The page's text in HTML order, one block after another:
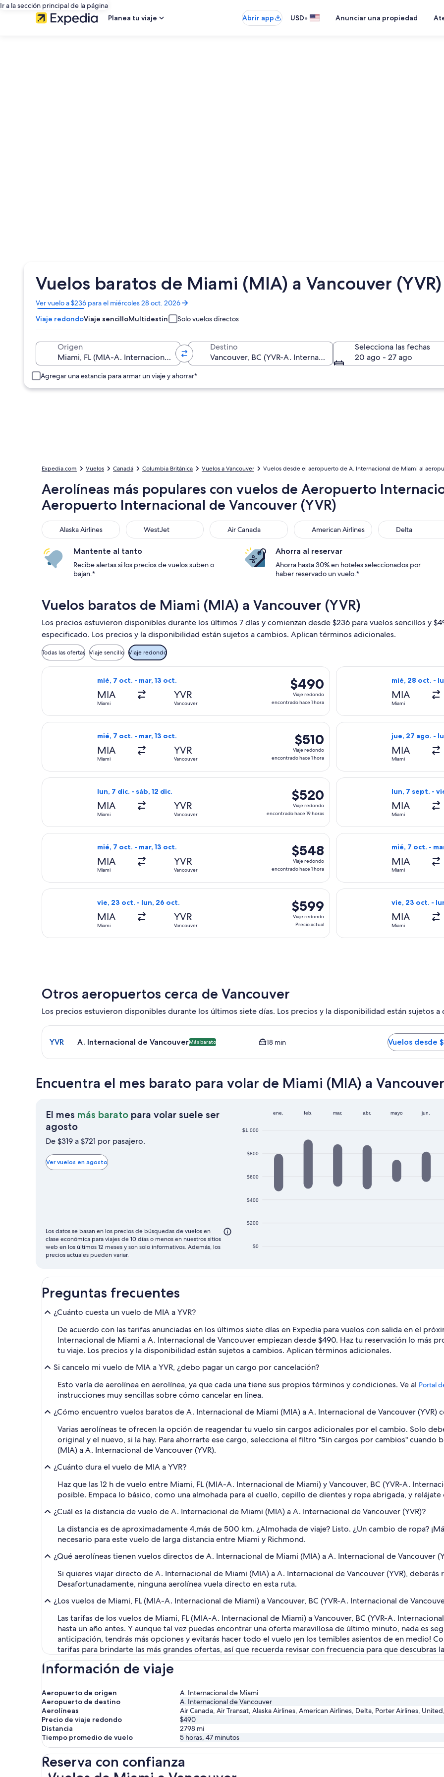
Ir a la sección principal de la página
Planea tu viaje
Abrir app USD• Anunciar una propiedad
Vuelos baratos de Miami (MIA) a Vancouver (YVR)
Ver vuelo a $236 para el miércoles 28 oct. 2026
Se
abrirá
en
una
ventana
Viaje redondoViaje sencilloMultidestino Solo vuelos directos
Origen Destino
Selecciona las fechas
20 ago - 27 ago
Agregar una estancia para armar un viaje y ahorrar*
Expedia.com Vuelos Canadá Columbia Británica Vuelos a Vancouver Vuelos desde el aeropuerto de A. Internacional de Miami al
Aerolíneas más populares con vuelos de Aeropuerto
Aeropuerto Internacional de Vancouver (YVR)
Alaska Airlines
Alaska Airlines WestJet
WestJet Air Canada
Air Canada American Airlines
American Airlines Delta
Delta
Mantente al tanto
Recibe alertas si los precios de vuelos suben o
bajan.*
Ahorra al reservar
Ahorra hasta 30% en hoteles seleccionados por
haber reservado un vuelo.*
Vuelos baratos de Miami (MIA) a Vancouver (YVR)
Los precios estuvieron disponibles durante los últimos 7 días y comienzan desde $236 para vuelos sencillos y
especificado. Los precios y la disponibilidad están sujetos a cambios. Aplican términos adicionales.
Todas las ofertas Viaje sencillo Viaje redondo
mié, 7 oct. - mar, 13 oct.
MIA
Miami
YVR
Vancouver
$490
Viaje
redondo,
encontrado
hace
hora
$490
Viaje redondo
encontrado hace 1 hora
Seleccionar vuelo de American Airlines, con salida el mié, 7 oct. desde Miami hacia Vancouver,
mié, 28 oct. -
MIA
Miami
Seleccionar
mié, 7 oct. - mar, 13 oct.
MIA
Miami
YVR
Vancouver
$510
Viaje
redondo,
encontrado
hace
1
hora
$510
Viaje redondo
encontrado hace 1 hora
Seleccionar vuelo de American Airlines, con salida el mié, 7 oct. desde Miami hacia Vancouver,
jue, 27 ago. -
MIA
Miami
Seleccionar
lun, 7 dic. - sáb, 12 dic.
MIA
Miami
YVR
Vancouver
$520
Viaje
redondo,
encontrado
hace
19
horas
$520
Viaje redondo
encontrado hace 19 horas
Seleccionar vuelo de American Airlines, con salida el lun, 7 dic. desde Miami hacia Vancouver,
lun, 7 sept. -
MIA
Miami
Seleccionar
mié, 7 oct. - mar, 13 oct.
MIA
Miami
YVR
Vancouver
$548
Viaje
redondo,
encontrado
hace
hora
$548
Viaje redondo
encontrado hace 1 hora
Seleccionar vuelo de Delta, con salida el mié, 7 oct. desde Miami hacia Vancouver, con regreso el
mié, 7 oct. -
MIA
Miami
Seleccionar
vie, 23 oct. - lun, 26 oct.
MIA
Miami
YVR
Vancouver
$599
Viaje
redondo,
$599
Viaje redondo
Precio actual
Seleccionar vuelo de Alaska Airlines, con salida el vie, 23 oct. desde Miami hacia Vancouver, con
vie, 23 oct. -
MIA
Miami
Seleccionar
Otros aeropuertos cerca de Vancouver
Los precios estuvieron disponibles durante los últimos siete días. Los precios y la disponibilidad están sujetos a
Seleccionar vuelo a A. Internacional de Vancouver YVR. Opción más barata disponible. El tiempo promedio
YVR A. Internacional de VancouverMás barato 18 min Vuelos desde
Encuentra el mes barato para volar de Miami (MIA) a
El mes más barato para volar suele ser
agostoEl
mes
barato
para
De $319 a $721 por pasajero.
Ver vuelos en agosto
$0
$200
$400
$600
$800
$1,000
ene. feb. mar. abr. mayo jun.
Los datos se basan en los precios de búsquedas de vuelos en
clase económica para viajes de 10 días o menos en nuestros sitios
web en los últimos 12 meses y son solo informativos. Además, los
precios actuales pueden variar.
Preguntas frecuentes
¿Cuánto cuesta un vuelo de MIA a YVR?
De acuerdo con las tarifas anunciadas en los últimos siete días en Expedia para vuelos con salida en el
Internacional de Miami a A. Internacional de Vancouver empiezan desde $490. Haz tu reservación lo más
tu viaje. Los precios y la disponibilidad están sujetos a cambios. Aplican términos adicionales.
Si cancelo mi vuelo de MIA a YVR, ¿debo pagar un cargo por cancelación?
Esto varía de aerolínea en aerolínea, ya que cada una tiene sus propios términos y condiciones. Ve al Portal
instrucciones muy sencillas sobre cómo cancelar en línea.
¿Cómo encuentro vuelos baratos de A. Internacional de Miami (MIA) a A. Internacional de Vancouver (YVR)
Varias aerolíneas te ofrecen la opción de reagendar tu vuelo sin cargos adicionales por el cambio. Solo
original y el nuevo, si la hay. Para ahorrarte ese cargo, selecciona el filtro "Sin cargos por cambios" cuando
(MIA) a A. Internacional de Vancouver (YVR).
¿Cuánto dura el vuelo de MIA a YVR?
Haz que las 12 h de vuelo entre Miami, FL (MIA-A. Internacional de Miami) y Vancouver, BC (YVR-A.
posible. Empaca lo básico, como una almohada para el cuello, cepillo de dientes y ropa abrigada, y
¿Cuál es la distancia de vuelo de A. Internacional de Miami (MIA) a A. Internacional de Vancouver (YVR)?
La distancia es de aproximadamente 4,más de 500 km. ¿Almohada de viaje? Listo. ¿Un cambio de ropa?
necesario para este vuelo de larga distancia entre Miami y Richmond.
¿Qué aerolíneas tienen vuelos directos de A. Internacional de Miami (MIA) a A. Internacional de Vancouver
Si quieres viajar directo de A. Internacional de Miami (MIA) a A. Internacional de Vancouver (YVR), deberás
Desafortunadamente, ninguna aerolínea vuela directo en esta ruta.
¿Los vuelos de Miami, FL (MIA-A. Internacional de Miami) a Vancouver, BC (YVR-A. Internacional de
Las tarifas de los vuelos de Miami, FL (MIA-A. Internacional de Miami) a Vancouver, BC (YVR-A.
hasta un año antes. Y aunque tal vez puedas encontrar una oferta maravillosa de último minuto, nada es
anticipación, tendrás más opciones y evitarás hacer todo el vuelo ¡en los temibles asientos de en medio!
tarifas para brindarte las más grandes ofertas, así que recuerda revisar con frecuencia para que descubras
Información de viaje
Aeropuerto de origen
A. Internacional de Miami
Aeropuerto de destino
A. Internacional de Vancouver
Aerolíneas
Air Canada, Air Transat, Alaska Airlines, American Airlines, Delta, Porter Airlines,
Precio de viaje redondo
$490
Distancia
2798 mi
Tiempo promedio de vuelo
5 horas, 47 minutos
Reserva con confianza
Vuelos de Miami a Vancouver